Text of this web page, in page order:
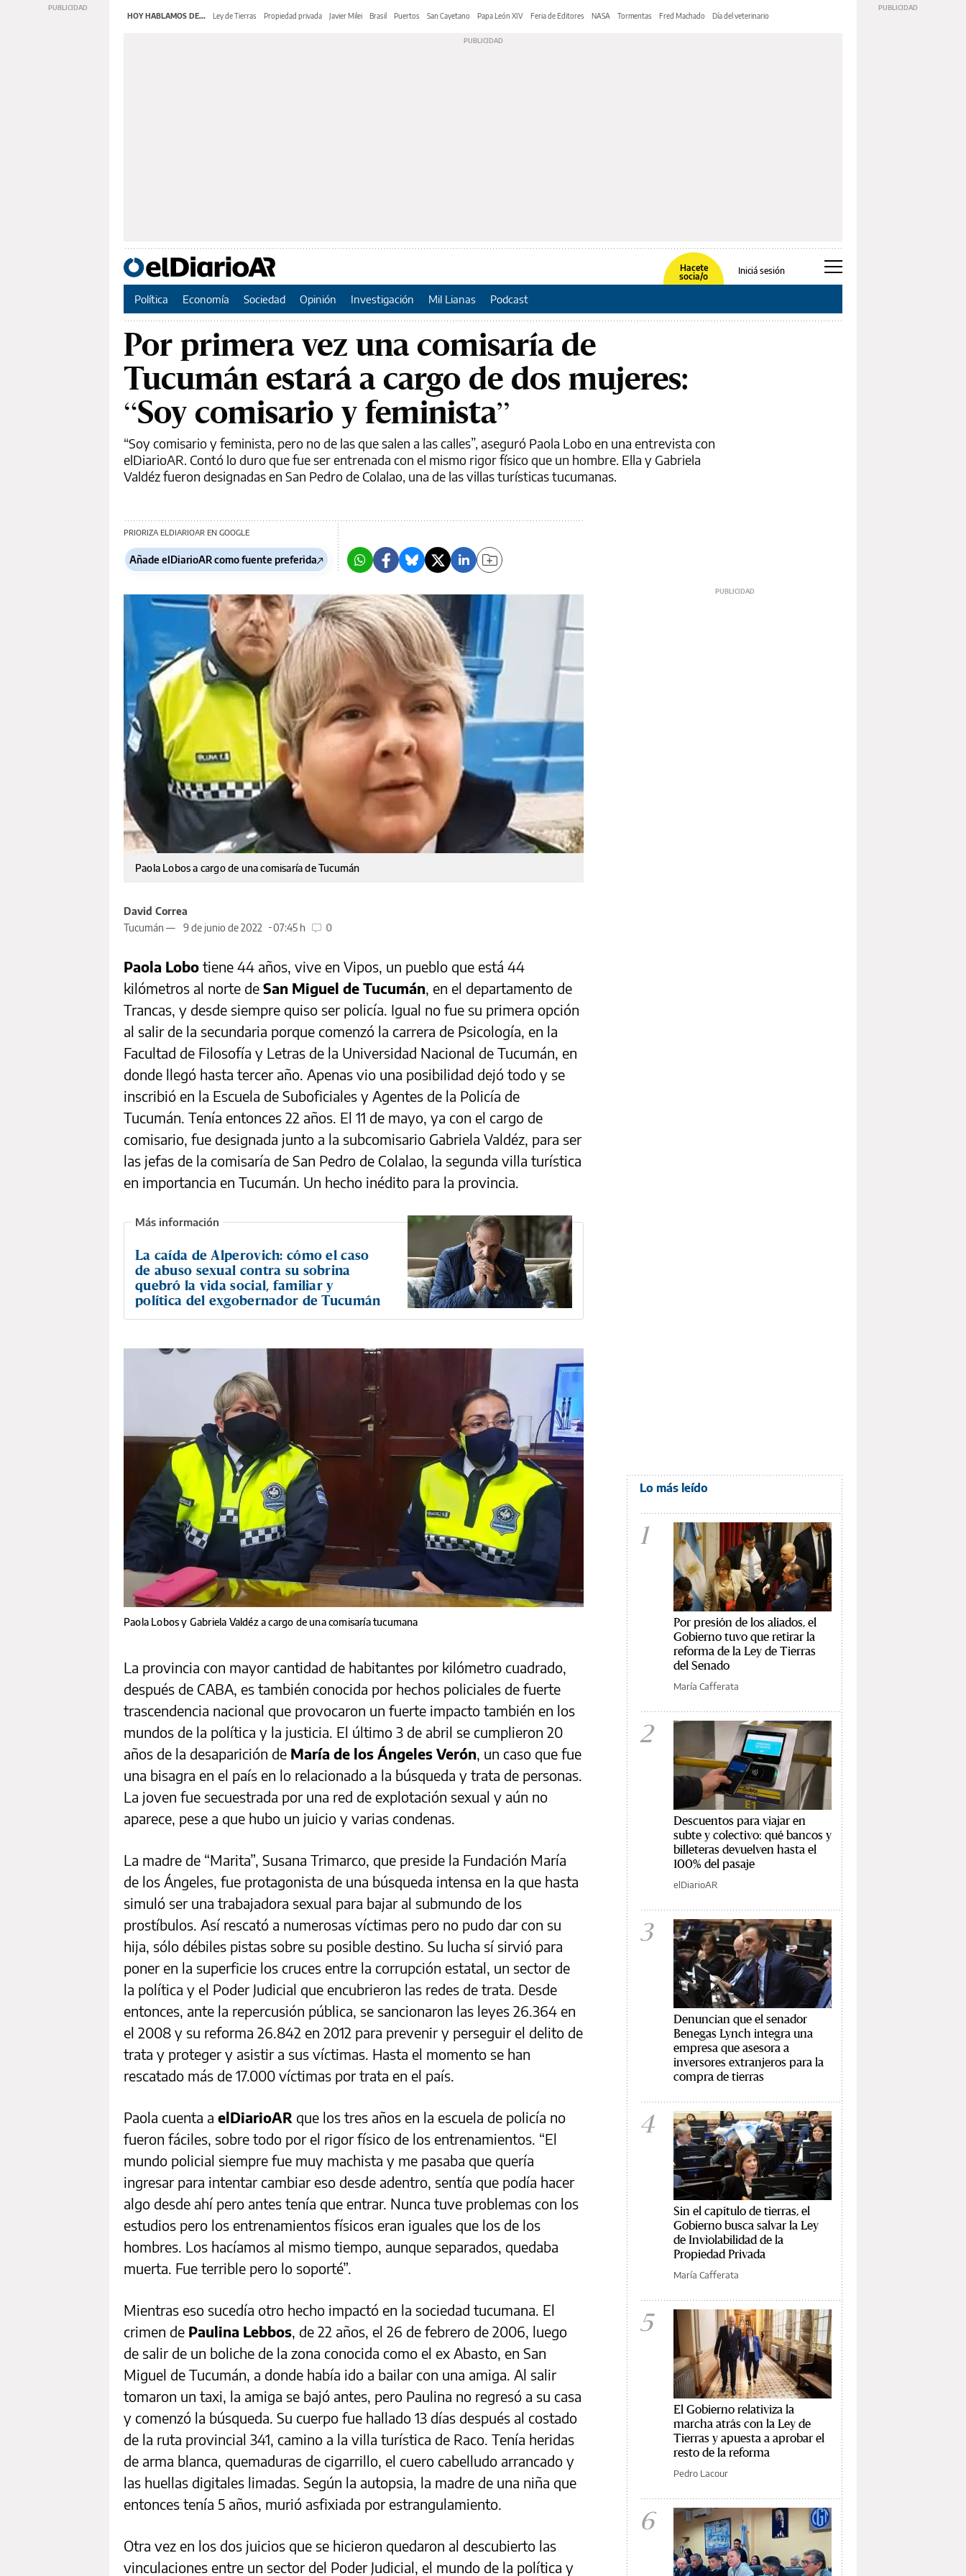
HOY HABLAMOS DE... Ley de Tierras Propiedad privada Javier Milei Brasil Puertos San Cayetano Papa León XIV Feria de Editores NASA Tormentas Fred Machado Día del veterinario
Hacete
socia/o
Iniciá sesión
Política Economía Sociedad Opinión Investigación Mil Lianas Podcast
Por primera vez una comisaría de
Tucumán estará a cargo de dos mujeres:
“Soy comisario y feminista”
“Soy comisario y feminista, pero no de las que salen a las calles”, aseguró Paola Lobo en una entrevista con
elDiarioAR. Contó lo duro que fue ser entrenada con el mismo rigor físico que un hombre. Ella y Gabriela
Valdéz fueron designadas en San Pedro de Colalao, una de las villas turísticas tucumanas.
PRIORIZA ELDIARIOAR EN GOOGLE
Añade elDiarioAR como fuente preferida
Paola Lobos a cargo de una comisaría de Tucumán
David Correa
Tucumán —
9 de junio de 2022 07:45 h 0
Paola Lobo tiene 44 años, vive en Vipos, un pueblo que está 44
kilómetros al norte de San Miguel de Tucumán, en el departamento de
Trancas, y desde siempre quiso ser policía. Igual no fue su primera opción
al salir de la secundaria porque comenzó la carrera de Psicología, en la
Facultad de Filosofía y Letras de la Universidad Nacional de Tucumán, en
donde llegó hasta tercer año. Apenas vio una posibilidad dejó todo y se
inscribió en la Escuela de Suboficiales y Agentes de la Policía de
Tucumán. Tenía entonces 22 años. El 11 de mayo, ya con el cargo de
comisario, fue designada junto a la subcomisario Gabriela Valdéz, para ser
las jefas de la comisaría de San Pedro de Colalao, la segunda villa turística
en importancia en Tucumán. Un hecho inédito para la provincia.
La caída de Alperovich: cómo el caso
de abuso sexual contra su sobrina
quebró la vida social, familiar y
política del exgobernador de Tucumán
Paola Lobos y Gabriela Valdéz a cargo de una comisaría tucumana
La provincia con mayor cantidad de habitantes por kilómetro cuadrado,
después de CABA, es también conocida por hechos policiales de fuerte
trascendencia nacional que provocaron un fuerte impacto también en los
mundos de la política y la justicia. El último 3 de abril se cumplieron 20
años de la desaparición de María de los Ángeles Verón, un caso que fue
una bisagra en el país en lo relacionado a la búsqueda y trata de personas.
La joven fue secuestrada por una red de explotación sexual y aún no
aparece, pese a que hubo un juicio y varias condenas.
La madre de “Marita”, Susana Trimarco, que preside la Fundación María
de los Ángeles, fue protagonista de una búsqueda intensa en la que hasta
simuló ser una trabajadora sexual para bajar al submundo de los
prostíbulos. Así rescató a numerosas víctimas pero no pudo dar con su
hija, sólo débiles pistas sobre su posible destino. Su lucha sí sirvió para
poner en la superficie los cruces entre la corrupción estatal, un sector de
la política y el Poder Judicial que encubrieron las redes de trata. Desde
entonces, ante la repercusión pública, se sancionaron las leyes 26.364 en
el 2008 y su reforma 26.842 en 2012 para prevenir y perseguir el delito de
trata y proteger y asistir a sus víctimas. Hasta el momento se han
rescatado más de 17.000 víctimas por trata en el país.
Paola cuenta a elDiarioAR que los tres años en la escuela de policía no
fueron fáciles, sobre todo por el rigor físico de los entrenamientos. “El
mundo policial siempre fue muy machista y me pasaba que quería
ingresar para intentar cambiar eso desde adentro, sentía que podía hacer
algo desde ahí pero antes tenía que entrar. Nunca tuve problemas con los
estudios pero los entrenamientos físicos eran iguales que los de los
hombres. Los hacíamos al mismo tiempo, aunque separados, quedaba
muerta. Fue terrible pero lo soporté”.
Mientras eso sucedía otro hecho impactó en la sociedad tucumana. El
crimen de Paulina Lebbos, de 22 años, el 26 de febrero de 2006, luego
de salir de un boliche de la zona conocida como el ex Abasto, en San
Miguel de Tucumán, a donde había ido a bailar con una amiga. Al salir
tomaron un taxi, la amiga se bajó antes, pero Paulina no regresó a su casa
y comenzó la búsqueda. Su cuerpo fue hallado 13 días después al costado
de la ruta provincial 341, camino a la villa turística de Raco. Tenía heridas
de arma blanca, quemaduras de cigarrillo, el cuero cabelludo arrancado y
las huellas digitales limadas. Según la autopsia, la madre de una niña que
entonces tenía 5 años, murió asfixiada por estrangulamiento.
Otra vez en los dos juicios que se hicieron quedaron al descubierto las
vinculaciones entre un sector del Poder Judicial, el mundo de la política y
Lo más leído
1
Por presión de los aliados, el
Gobierno tuvo que retirar la
reforma de la Ley de Tierras
del Senado
María Cafferata
2
Descuentos para viajar en
subte y colectivo: qué bancos y
billeteras devuelven hasta el
100% del pasaje
elDiarioAR
3
Denuncian que el senador
Benegas Lynch integra una
empresa que asesora a
inversores extranjeros para la
compra de tierras
4
Sin el capítulo de tierras, el
Gobierno busca salvar la Ley
de Inviolabilidad de la
Propiedad Privada
María Cafferata
5
El Gobierno relativiza la
marcha atrás con la Ley de
Tierras y apuesta a aprobar el
resto de la reforma
Pedro Lacour
6